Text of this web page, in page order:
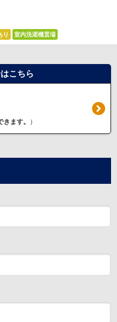
り 室内洗濯機置場
こちら
ます。 ）